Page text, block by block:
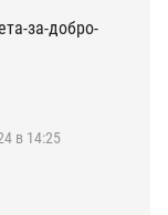
за-добро-
в 14:25